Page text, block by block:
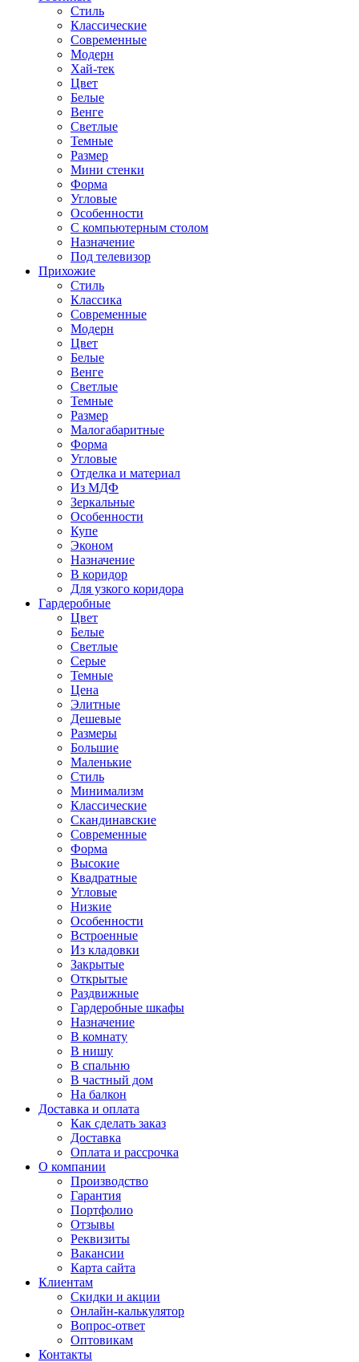
Стиль
Классические
Современные
Модерн
Хай-тек
Цвет
Белые
Венге
Светлые
Темные
Размер
Мини стенки
Форма
Угловые
Особенности
С компьютерным столом
Назначение
Под телевизор
Прихожие
Стиль
Классика
Современные
Модерн
Цвет
Белые
Венге
Светлые
Темные
Размер
Малогабаритные
Форма
Угловые
Отделка и материал
Из МДФ
Зеркальные
Особенности
Купе
Эконом
Назначение
В коридор
Для узкого коридора
Гардеробные
Цвет
Белые
Светлые
Серые
Темные
Цена
Элитные
Дешевые
Размеры
Большие
Маленькие
Стиль
Минимализм
Классические
Скандинавские
Современные
Форма
Высокие
Квадратные
Угловые
Низкие
Особенности
Встроенные
Из кладовки
Закрытые
Открытые
Раздвижные
Гардеробные шкафы
Назначение
В комнату
В нишу
В спальню
В частный дом
На балкон
Доставка и оплата
Как сделать заказ
Доставка
Оплата и рассрочка
О компании
Производство
Гарантия
Портфолио
Отзывы
Реквизиты
Вакансии
Карта сайта
Клиентам
Скидки и акции
Онлайн-калькулятор
Вопрос-ответ
Оптовикам
Контакты